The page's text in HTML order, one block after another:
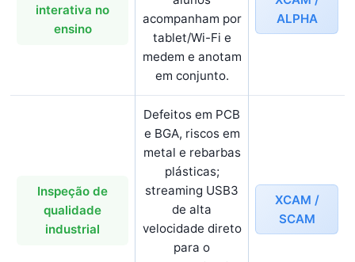
interativa no
ensino
acompanham por
tablet/Wi-Fi e
medem e anotam
em conjunto.
ALPHA
Inspeção de
qualidade
industrial
Defeitos em PCB
e BGA, riscos em
metal e rebarbas
plásticas;
streaming USB3
de alta
velocidade direto
para o
XCAM /
SCAM